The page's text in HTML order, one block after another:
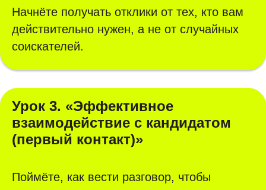
Начнёте получать отклики от тех, кто вам
действительно нужен, а не от случайных
соискателей.
Урок 3. «Эффективное
взаимодействие с кандидатом
(первый контакт)»
Поймёте, как вести разговор, чтобы